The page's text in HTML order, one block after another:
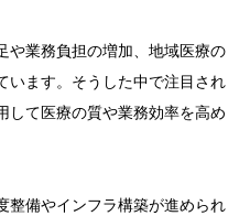
や業務負担の増加、地域医療の
います。そうした中で注目され
して医療の質や業務効率を高め
整備やインフラ構築が進められ